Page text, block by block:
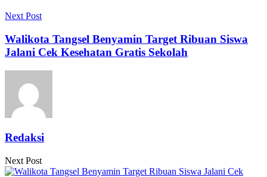
Next Post
Walikota Tangsel Benyamin Target Ribuan Siswa
Jalani Cek Kesehatan Gratis Sekolah
Redaksi
Next Post